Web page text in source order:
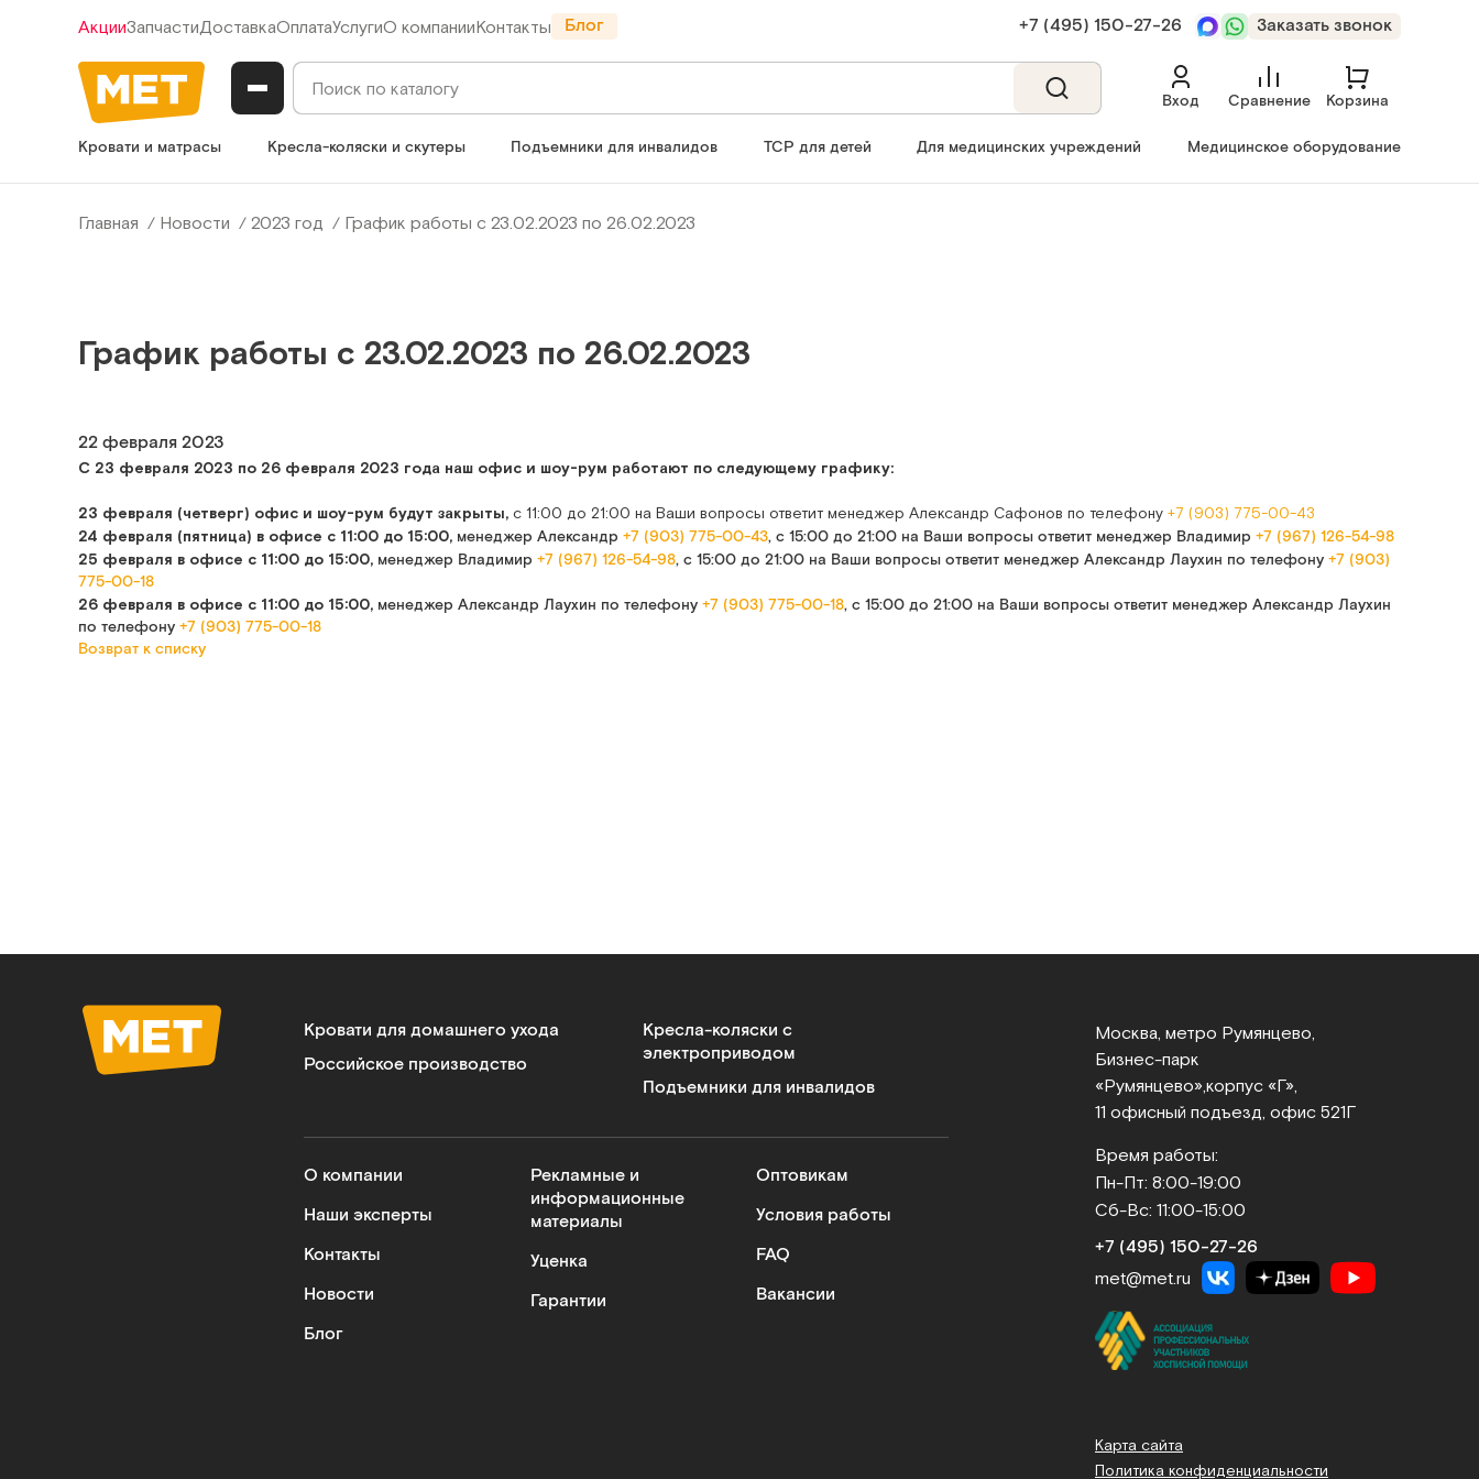
АкцииЗапчастиДоставкаОплатаУслугиО компанииКонтакты Блог +7 (495) 150‑27‑26 Заказать звонок
Вход Сравнение Корзина
Кровати и матрасы Кресла-коляски и скутеры Подъемники для инвалидов ТСР для детей Для медицинских учреждений Медицинское оборудование
Главная Новости 2023 год График работы с 23.02.2023 по 26.02.2023
График работы с 23.02.2023 по 26.02.2023
22 февраля 2023
С 23 февраля 2023 по 26 февраля 2023 года наш офис и шоу-рум работают по следующему графику:
23 февраля (четверг) офис и шоу-рум будут закрыты, с 11:00 до 21:00 на Ваши вопросы ответит менеджер Александр Сафонов по телефону +7 (903) 775-00-43
24 февраля (пятница) в офисе с 11:00 до 15:00, менеджер Александр +7 (903) 775-00-43, с 15:00 до 21:00 на Ваши вопросы ответит менеджер Владимир +7 (967) 126-54-98
25 февраля в офисе с 11:00 до 15:00, менеджер Владимир +7 (967) 126-54-98, с 15:00 до 21:00 на Ваши вопросы ответит менеджер Александр Лаухин по телефону +7 (903)
775-00-18
26 февраля в офисе с 11:00 до 15:00, менеджер Александр Лаухин по телефону +7 (903) 775-00-18, с 15:00 до 21:00 на Ваши вопросы ответит менеджер Александр Лаухин
по телефону +7 (903) 775-00-18
Возврат к списку
Кровати для домашнего ухода
Российское производство
Кресла-коляски с
электроприводом
Подъемники для инвалидов
О компании
Наши эксперты
Контакты
Новости
Блог
Рекламные и
информационные
материалы
Уценка
Гарантии
Оптовикам
Условия работы
FAQ
Вакансии
Москва, метро Румянцево,
Бизнес‑парк
«Румянцево», корпус «Г»,
11 офисный подъезд, офис 521Г
Время работы:
Пн-Пт: 8:00-19:00
Сб-Вс: 11:00-15:00
+7 (495) 150‑27‑26
met@met.ru
Карта сайта
Политика конфиденциальности